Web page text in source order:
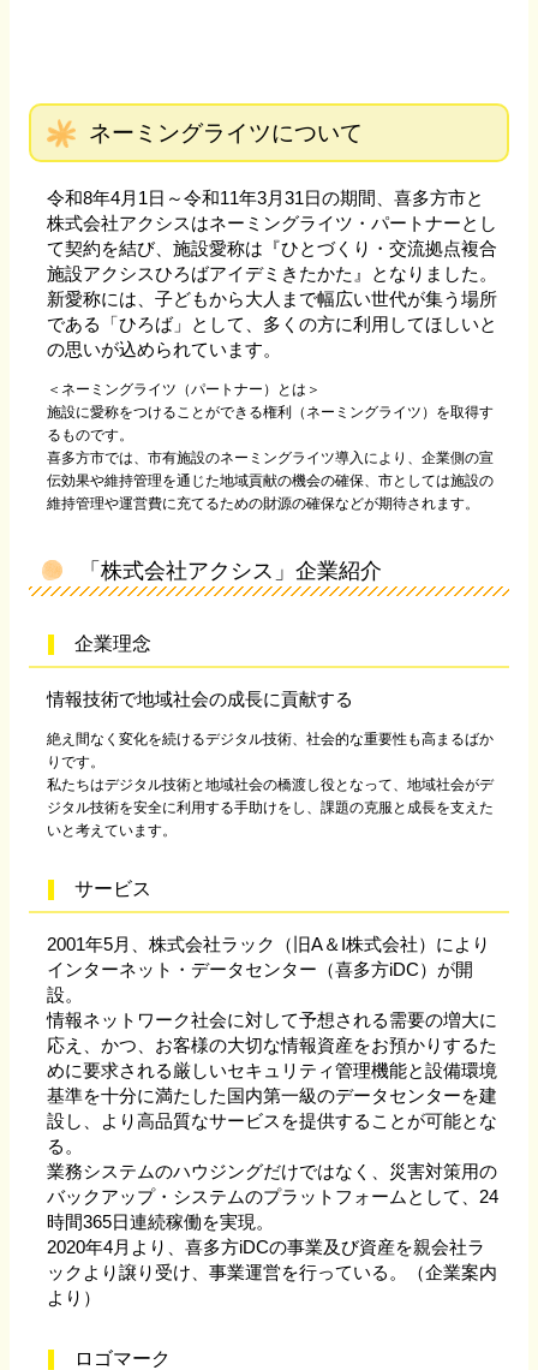
ネーミングライツについて
令和8年4月1日～令和11年3月31日の期間、喜多方市と
株式会社アクシスはネーミングライツ・パートナーとし
て契約を結び、施設愛称は『ひとづくり・交流拠点複合
施設アクシスひろばアイデミきたかた』となりました。
新愛称には、子どもから大人まで幅広い世代が集う場所
である「ひろば」として、多くの方に利用してほしいと
の思いが込められています。
＜ネーミングライツ（パートナー）とは＞
施設に愛称をつけることができる権利（ネーミングライツ）を取得す
るものです。
喜多方市では、市有施設のネーミングライツ導入により、企業側の宣
伝効果や維持管理を通じた地域貢献の機会の確保、市としては施設の
維持管理や運営費に充てるための財源の確保などが期待されます。
「株式会社アクシス」企業紹介
企業理念
情報技術で地域社会の成長に貢献する
絶え間なく変化を続けるデジタル技術、社会的な重要性も高まるばか
りです。
私たちはデジタル技術と地域社会の橋渡し役となって、地域社会がデ
ジタル技術を安全に利用する手助けをし、課題の克服と成長を支えた
いと考えています。
サービス
2001年5月、株式会社ラック（旧A＆I株式会社）により
インターネット・データセンター（喜多方iDC）が開
設。
情報ネットワーク社会に対して予想される需要の増大に
応え、かつ、お客様の大切な情報資産をお預かりするた
めに要求される厳しいセキュリティ管理機能と設備環境
基準を十分に満たした国内第一級のデータセンターを建
設し、より高品質なサービスを提供することが可能とな
る。
業務システムのハウジングだけではなく、災害対策用の
バックアップ・システムのプラットフォームとして、24
時間365日連続稼働を実現。
2020年4月より、喜多方iDCの事業及び資産を親会社ラ
ックより譲り受け、事業運営を行っている。（企業案内
より）
ロゴマーク